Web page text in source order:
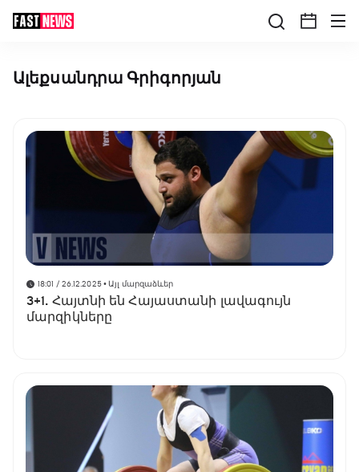
Ալեքսանդրա Գրիգորյան
18:01 / 26.12.2025• Այլ մարզաձևեր
3+1. Հայտնի են Հայաստանի լավագույն
մարզիկները